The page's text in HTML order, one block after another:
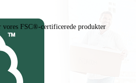
vores FSC®-certificerede produkter